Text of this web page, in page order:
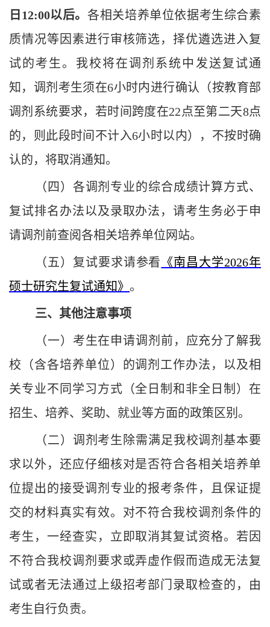
日12:00以后。各相关培养单位依据考生综合素
质情况等因素进行审核筛选，择优遴选进入复
试的考生。我校将在调剂系统中发送复试通
知，调剂考生须在6小时内进行确认（按教育部
调剂系统要求，若时间跨度在22点至第二天8点
的，则此段时间不计入6小时以内），不按时确
认的，将取消通知。
（四）各调剂专业的综合成绩计算方式、
复试排名办法以及录取办法，请考生务必于申
请调剂前查阅各相关培养单位网站。
（五）复试要求请参看 《南昌大学2026年
硕士研究生复试通知》 。
三、其他注意事项
（一）考生在申请调剂前，应充分了解我
校（含各培养单位）的调剂工作办法，以及相
关专业不同学习方式（全日制和非全日制）在
招生、培养、奖助、就业等方面的政策区别。
（二）调剂考生除需满足我校调剂基本要
求以外，还应仔细核对是否符合各相关培养单
位提出的接受调剂专业的报考条件，且保证提
交的材料真实有效。对不符合我校调剂条件的
考生，一经查实，立即取消其复试资格。若因
不符合我校调剂要求或弄虚作假而造成无法复
试或者无法通过上级招考部门录取检查的，由
考生自行负责。